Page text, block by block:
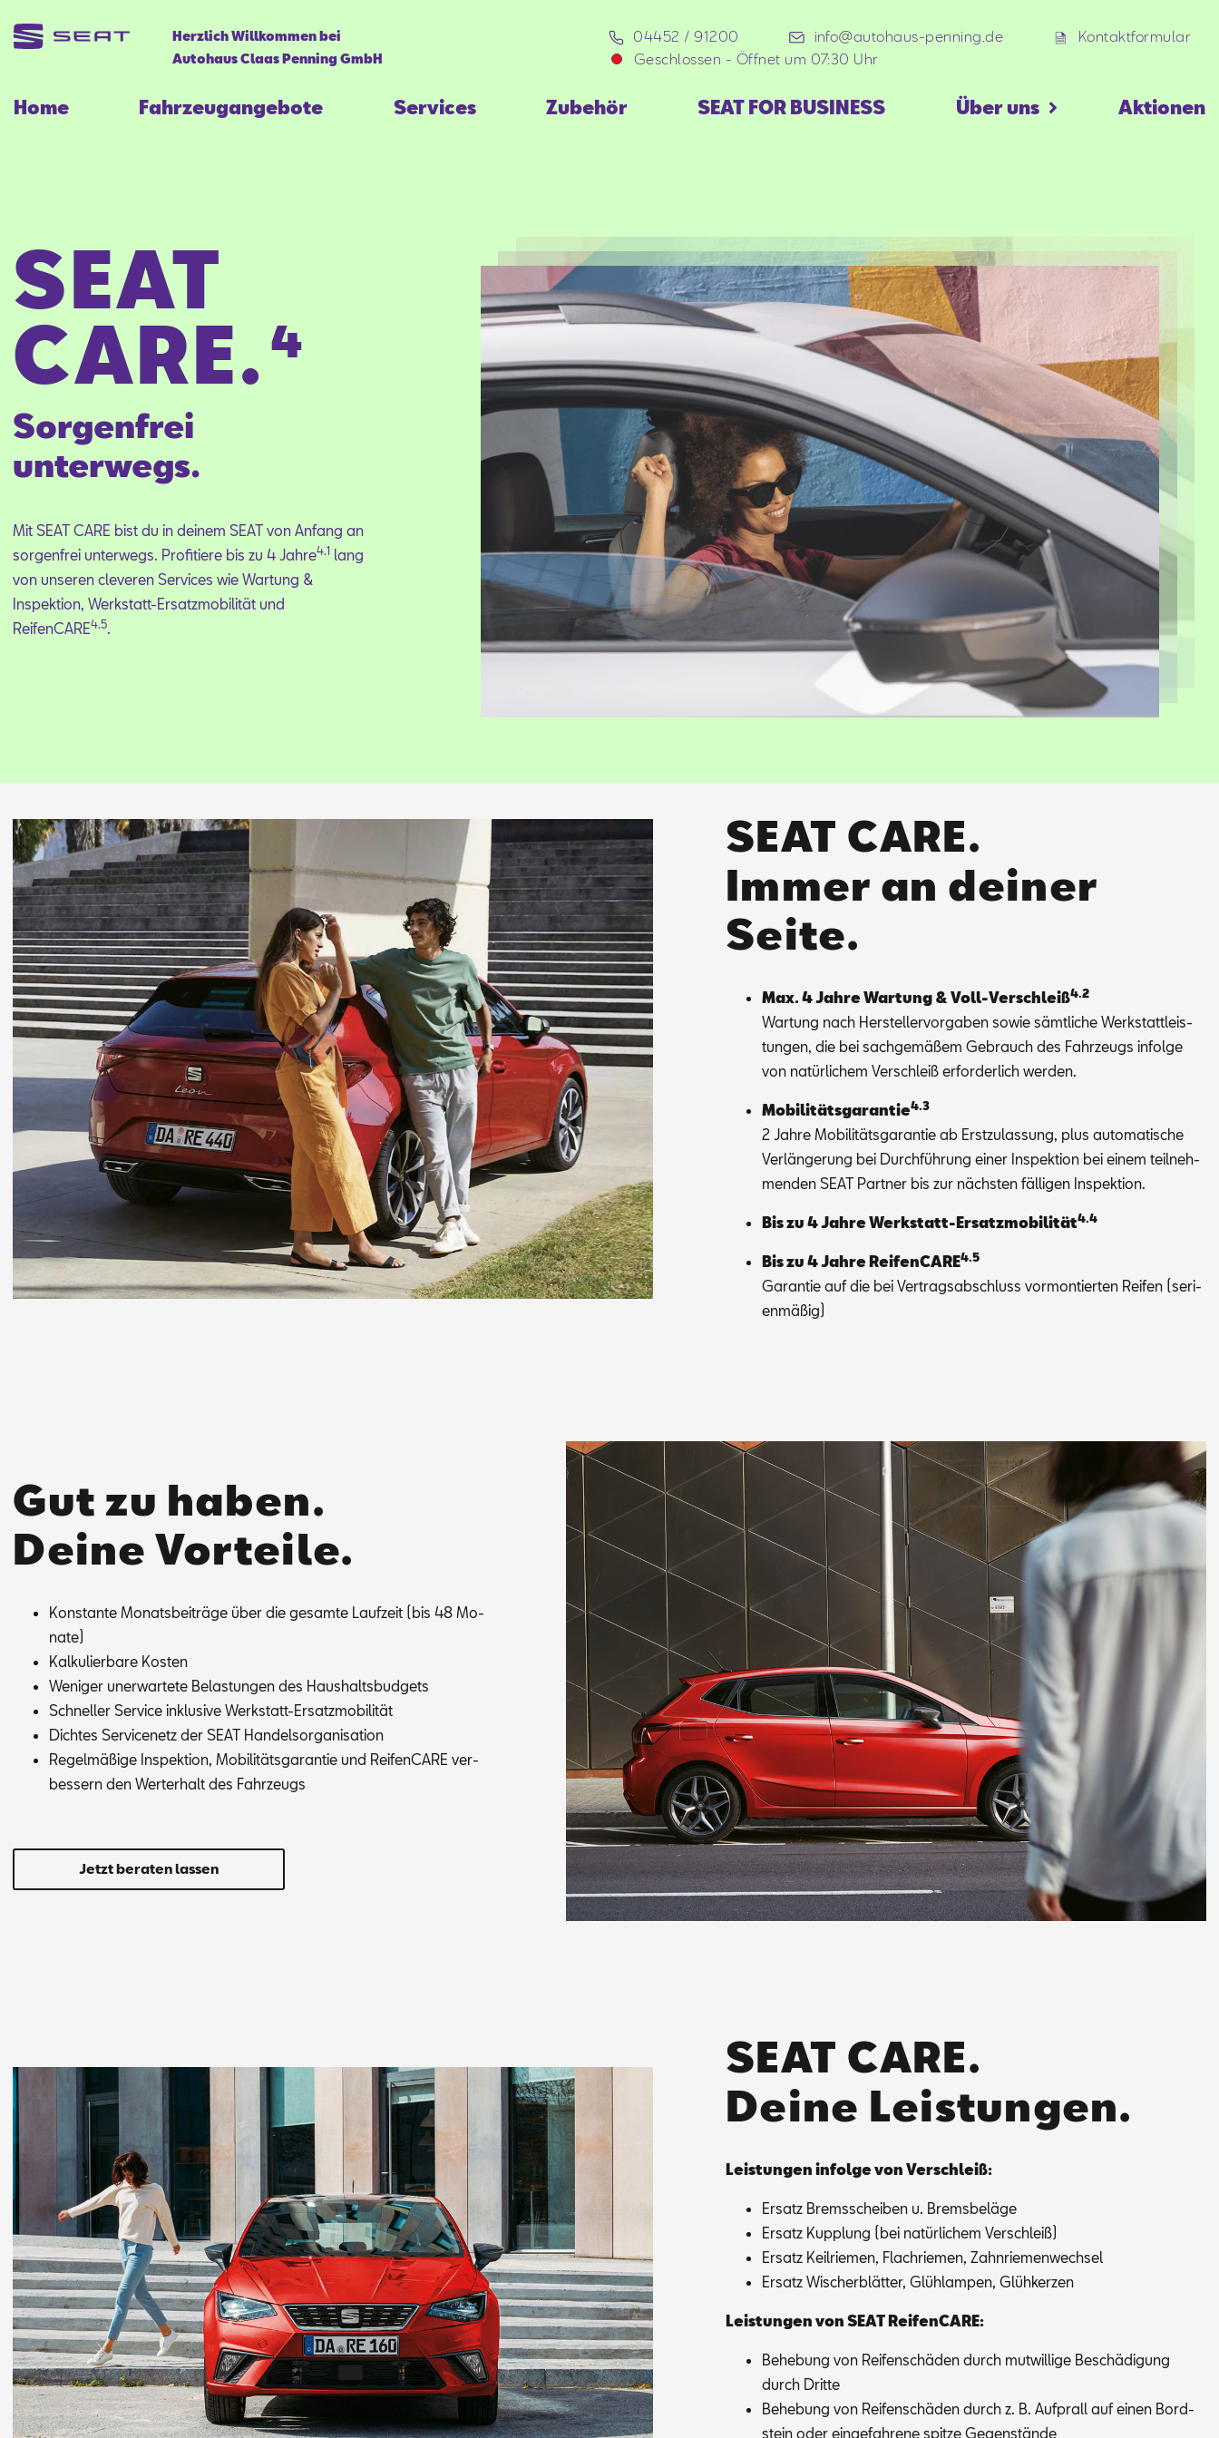
Herzlich Willkommen bei
Autohaus Claas Penning GmbH
04452 / 91200 info@autohaus-penning.de
Kontaktformular
Geschlossen - Öffnet um 07:30 Uhr
Home Fahrzeugangebote Services Zubehör SEAT FOR BUSINESS Über uns Aktionen
SEAT
CARE.⁴
Sorgenfrei
unterwegs.
Mit SEAT CARE bist du in dei­nem SEAT von An­fang an
sor­gen­frei un­ter­wegs. Pro­fi­tie­re bis zu 4 Jah­re4.1 lang
von un­se­ren cle­ve­ren Ser­vices wie War­tung &
In­spek­ti­on, Werk­statt-Er­satz­mo­bi­li­tät und
Rei­fen­CA­RE4.5.
SEAT CARE.
Immer an deiner
Seite.
Max. 4 Jah­re War­tung & Voll-Ver­schleiß4.2
War­tung nach Her­stel­ler­vor­ga­ben so­wie sämt­li­che Werk­statt­leis­
tun­gen, die bei sach­ge­mä­ßem Ge­brauch des Fahr­zeugs in­fol­ge
von na­tür­li­chem Ver­schleiß er­for­der­lich wer­den.
Mo­bi­li­täts­ga­ran­tie4.3
2 Jah­re Mo­bi­li­täts­ga­ran­tie ab Erst­zu­las­sung, plus au­to­ma­ti­sche
Ver­län­ge­rung bei Durch­füh­rung ei­ner In­spek­ti­on bei ei­nem teil­neh­
men­den SEAT Part­ner bis zur nächs­ten fäl­li­gen In­spek­ti­on.
Bis zu 4 Jah­re Werk­statt-Er­satz­mo­bi­li­tät4.4
Bis zu 4 Jah­re Rei­fen­CA­RE4.5
Ga­ran­tie auf die bei Ver­trags­ab­schluss vor­mon­tier­ten Rei­fen (se­ri­
en­mä­ßig)
Gut zu haben.
Deine Vorteile.
Kon­stan­te Mo­nats­bei­trä­ge über die ge­sam­te Lauf­zeit (bis 48 Mo­
na­te)
Kal­ku­lier­ba­re Kos­ten
We­ni­ger un­er­war­te­te Be­las­tun­gen des Haus­halts­bud­gets
Schnel­ler Ser­vice in­klu­si­ve Werk­statt-Er­satz­mo­bi­li­tät
Dich­tes Ser­vice­netz der SEAT Han­dels­or­ga­ni­sa­ti­on
Re­gel­mä­ßi­ge In­spek­ti­on, Mo­bi­li­täts­ga­ran­tie und Rei­fen­CA­RE ver­
bes­sern den Wert­erhalt des Fahr­zeugs
Jetzt beraten lassen
SEAT CARE.
Deine Leistungen.
Leis­tun­gen in­fol­ge von Ver­schleiß:
Er­satz Brems­schei­ben u. Brems­be­lä­ge
Er­satz Kupp­lung (bei na­tür­li­chem Ver­schleiß)
Er­satz Keil­rie­men, Flach­rie­men, Zahn­rie­men­wech­sel
Er­satz Wi­scher­blät­ter, Glüh­lam­pen, Glüh­ker­zen
Leis­tun­gen von SEAT Rei­fen­CA­RE:
Be­he­bung von Rei­fen­schä­den durch mut­wil­li­ge Be­schä­di­gung
durch Drit­te
Be­he­bung von Rei­fen­schä­den durch z. B. Auf­prall auf ei­nen Bord­
stein oder ein­ge­fah­re­ne spit­ze Ge­gen­stän­de